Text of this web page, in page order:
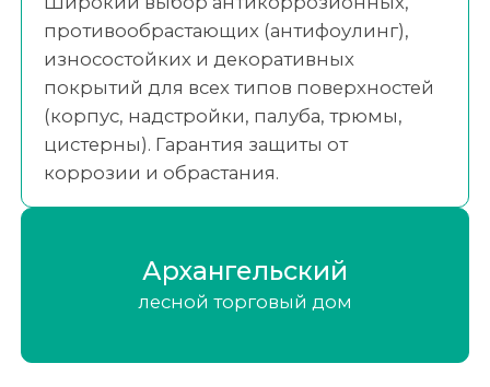
противообрастающих (антифоулинг),
износостойких и декоративных
покрытий для всех типов поверхностей
(корпус, надстройки, палуба, трюмы,
цистерны). Гарантия защиты от
коррозии и обрастания.
Архангельский
лесной торговый дом